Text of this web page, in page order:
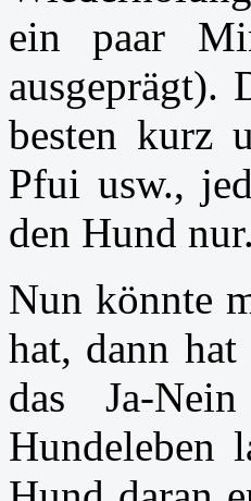
ein paar
ausgeprägt).
besten kurz
Pfui usw.,
den Hund nur.
Nun könnte
hat, dann
das Ja-
Hundeleben